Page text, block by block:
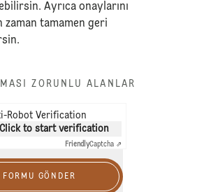
Ayrıca onaylarını
zaman tamamen geri
ZORUNLU ALANLAR
Robot Verification
Click to start verification
FriendlyCaptcha ⇗
FORMU GÖNDER